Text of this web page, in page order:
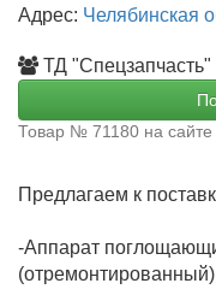
Адрес: Челябинская
ТД
Товар № 71180 на
Предлагаем к
-Аппарат
(отремонтированный)